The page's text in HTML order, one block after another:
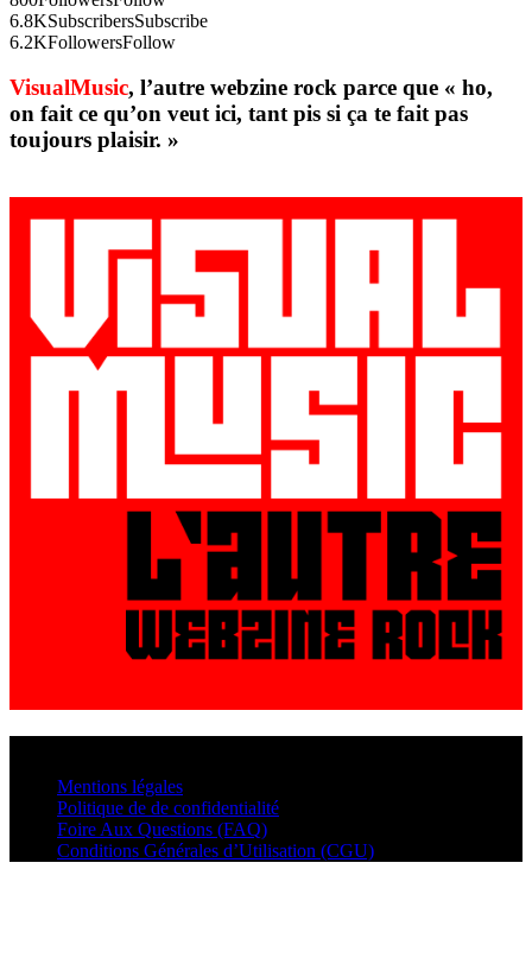
6.8KSubscribersSubscribe
6.2KFollowersFollow
VisualMusic, l’autre webzine rock parce que « ho,
on fait ce qu’on veut ici, tant pis si ça te fait pas
toujours plaisir. »
Mentions légales
Politique de de confidentialité
Foire Aux Questions (FAQ)
Conditions Générales d’Utilisation (CGU)